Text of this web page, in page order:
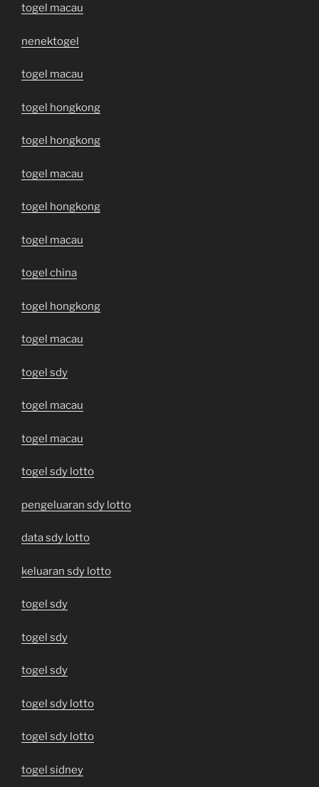
togel macau
nenektogel
togel macau
togel hongkong
togel hongkong
togel macau
togel hongkong
togel macau
togel china
togel hongkong
togel macau
togel sdy
togel macau
togel macau
togel sdy lotto
pengeluaran sdy lotto
data sdy lotto
keluaran sdy lotto
togel sdy
togel sdy
togel sdy
togel sdy lotto
togel sdy lotto
togel sidney